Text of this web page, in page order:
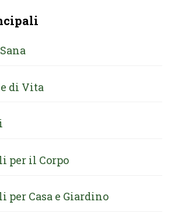
di Vita
per il Corpo
per Casa e Giardino